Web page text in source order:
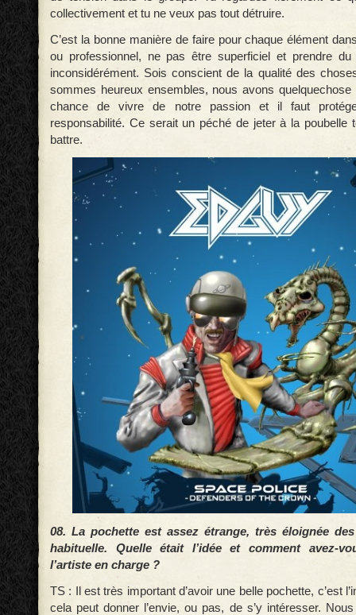
collectivement et tu ne veux pas tout détruire.
C’est la bonne manière de faire pour chaque élément
ou professionnel, ne pas être superficiel et prendre du
inconsidérément. Sois conscient de la qualité des
sommes heureux ensembles, nous avons
chance de vivre de notre passion et il faut
responsabilité. Ce serait un péché de jeter à la poubelle
battre.
08. La pochette est assez étrange, très éloignée
habituelle. Quelle était l’idée et comment avez-
l’artiste en charge ?
TS : Il est très important d’avoir une belle pochette, c’est
cela peut donner l’envie, ou pas, de s’y intéresser.